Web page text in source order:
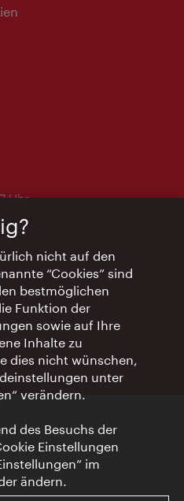
Uhr
die Uhr
nicht auf den
“Cookies” sind
bestmöglichen
Funktion der
sowie auf Ihre
Inhalte zu
dies nicht wünschen,
unter
verändern.
des Besuchs der
Einstellungen
im
ändern.